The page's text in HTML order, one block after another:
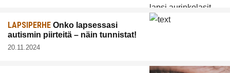
LAPSIPERHE Onko lapsessasi
autismin piirteitä – näin tunnistat!
20.11.2024